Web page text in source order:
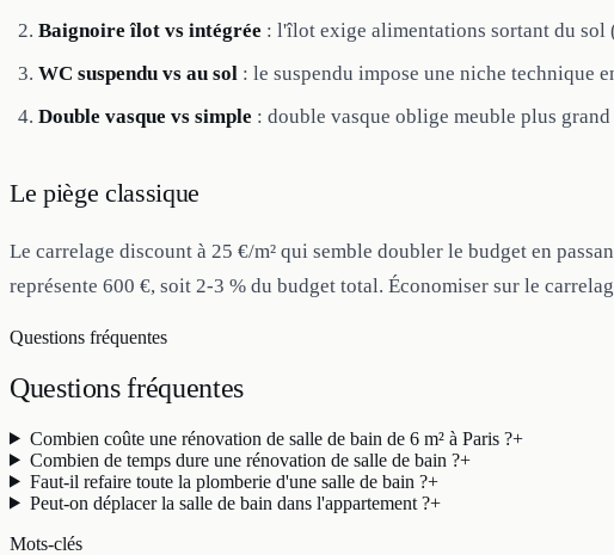
Baignoire îlot vs intégrée : l'îlot exige alimentations sortant du sol
WC suspendu vs au sol : le suspendu impose une niche technique
Double vasque vs simple : double vasque oblige meuble plus
Le piège classique
Le carrelage discount à 25 €/m² qui semble doubler le budget en
représente 600 €, soit 2-3 % du budget total. Économiser sur le
Questions fréquentes
Questionsfréquentes
Combien coûte une rénovation de salle de bain de 6 m² à Paris ?+
Combien de temps dure une rénovation de salle de bain ?+
Faut-il refaire toute la plomberie d'une salle de bain ?+
Peut-on déplacer la salle de bain dans l'appartement ?+
Mots-clés